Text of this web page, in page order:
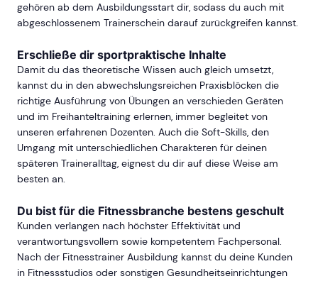
gehören ab dem Ausbildungsstart dir, sodass du auch mit
abgeschlossenem Trainerschein darauf zurückgreifen kannst.
Erschließe dir sportpraktische Inhalte
Damit du das theoretische Wissen auch gleich umsetzt,
kannst du in den abwechslungsreichen Praxisblöcken die
richtige Ausführung von Übungen an verschieden Geräten
und im Freihanteltraining erlernen, immer begleitet von
unseren erfahrenen Dozenten. Auch die Soft-Skills, den
Umgang mit unterschiedlichen Charakteren für deinen
späteren Traineralltag, eignest du dir auf diese Weise am
besten an.
Du bist für die Fitnessbranche bestens geschult
Kunden verlangen nach höchster Effektivität und
verantwortungsvollem sowie kompetentem Fachpersonal.
Nach der Fitnesstrainer Ausbildung kannst du deine Kunden
in Fitnessstudios oder sonstigen Gesundheitseinrichtungen